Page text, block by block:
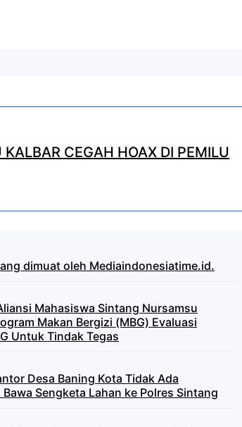
CEGAH HOAX DI PEMILU
dimuat oleh Mediaindonesiatime.id.
Mahasiswa Sintang Nursamsu
Makan Bergizi (MBG) Evaluasi
Untuk Tindak Tegas
Desa Baning Kota Tidak Ada
Sengketa Lahan ke Polres Sintang